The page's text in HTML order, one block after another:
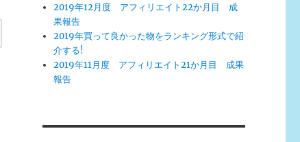
2019年12月度 アフィリエイト22か月目 成
果報告
2019年買って良かった物をランキング形式で紹
介する!
2019年11月度 アフィリエイト21か月目 成果
報告